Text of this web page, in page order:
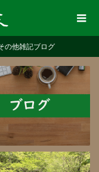
の他雑記ブログ